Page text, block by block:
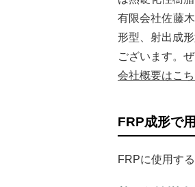
有限会社佐藤
形型、射出成
ございます。
会社概要はこ
FRP成形で
FRPに使用す